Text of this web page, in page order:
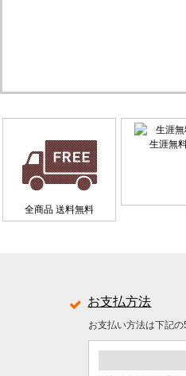
全商品 送料無料
生涯無
お支払方法
お支払い方法は下記の